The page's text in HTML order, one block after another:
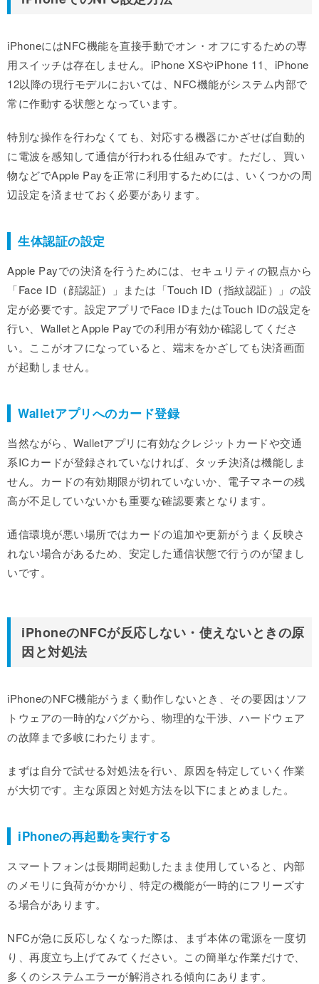
iPhoneにはNFC機能を直接手動でオン・オフにするための専
用スイッチは存在しません。iPhone XSやiPhone 11、iPhone
12以降の現行モデルにおいては、NFC機能がシステム内部で
常に作動する状態となっています。
特別な操作を行わなくても、対応する機器にかざせば自動的
に電波を感知して通信が行われる仕組みです。ただし、買い
物などでApple Payを正常に利用するためには、いくつかの周
辺設定を済ませておく必要があります。
生体認証の設定
Apple Payでの決済を行うためには、セキュリティの観点から
「Face ID（顔認証）」または「Touch ID（指紋認証）」の設
定が必要です。設定アプリでFace IDまたはTouch IDの設定を
行い、WalletとApple Payでの利用が有効か確認してくださ
い。ここがオフになっていると、端末をかざしても決済画面
が起動しません。
Walletアプリへのカード登録
当然ながら、Walletアプリに有効なクレジットカードや交通
系ICカードが登録されていなければ、タッチ決済は機能しま
せん。カードの有効期限が切れていないか、電子マネーの残
高が不足していないかも重要な確認要素となります。
通信環境が悪い場所ではカードの追加や更新がうまく反映さ
れない場合があるため、安定した通信状態で行うのが望まし
いです。
iPhoneのNFCが反応しない・使えないときの原
因と対処法
iPhoneのNFC機能がうまく動作しないとき、その要因はソフ
トウェアの一時的なバグから、物理的な干渉、ハードウェア
の故障まで多岐にわたります。
まずは自分で試せる対処法を行い、原因を特定していく作業
が大切です。主な原因と対処方法を以下にまとめました。
iPhoneの再起動を実行する
スマートフォンは長期間起動したまま使用していると、内部
のメモリに負荷がかかり、特定の機能が一時的にフリーズす
る場合があります。
NFCが急に反応しなくなった際は、まず本体の電源を一度切
り、再度立ち上げてみてください。この簡単な作業だけで、
多くのシステムエラーが解消される傾向にあります。